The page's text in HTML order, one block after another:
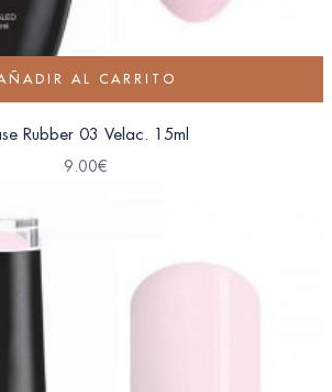
AL CARRITO
Rubber 03 Velac. 15ml
9.00€